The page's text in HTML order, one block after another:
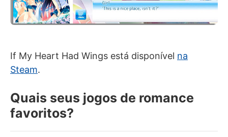
If My Heart Had Wings está disponível na
Steam.
Quais seus jogos de romance
favoritos?